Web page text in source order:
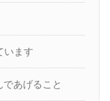
います
あげること